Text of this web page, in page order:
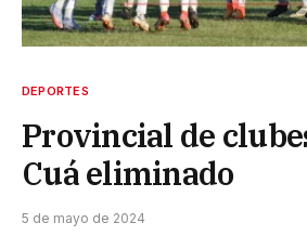
DEPORTES
Provincial de
Cuá eliminado
5 de mayo de 2024